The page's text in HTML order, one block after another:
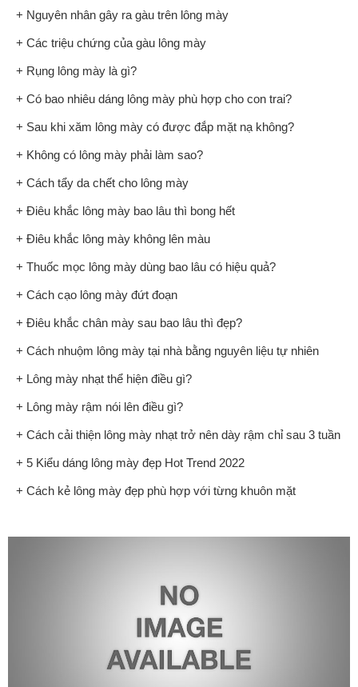
+ Nguyên nhân gây ra gàu trên lông mày
+ Các triệu chứng của gàu lông mày
+ Rụng lông mày là gì?
+ Có bao nhiêu dáng lông mày phù hợp cho con trai?
+ Sau khi xăm lông mày có được đắp mặt nạ không?
+ Không có lông mày phải làm sao?
+ Cách tẩy da chết cho lông mày
+ Điêu khắc lông mày bao lâu thì bong hết
+ Điêu khắc lông mày không lên màu
+ Thuốc mọc lông mày dùng bao lâu có hiệu quả?
+ Cách cạo lông mày đứt đoạn
+ Điêu khắc chân mày sau bao lâu thì đẹp?
+ Cách nhuộm lông mày tại nhà bằng nguyên liệu tự nhiên
+ Lông mày nhạt thể hiện điều gì?
+ Lông mày rậm nói lên điều gì?
+ Cách cải thiện lông mày nhạt trở nên dày rậm chỉ sau 3 tuần
+ 5 Kiểu dáng lông mày đẹp Hot Trend 2022
+ Cách kẻ lông mày đẹp phù hợp với từng khuôn mặt